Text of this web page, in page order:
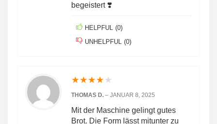
begeistert ❣️
HELPFUL (0)
UNHELPFUL
(0)
★★★★★
THOMAS D. – JANUAR 8, 2025
Mit der Maschine gelingt gutes
Brot. Die Form lässt mitunter zu